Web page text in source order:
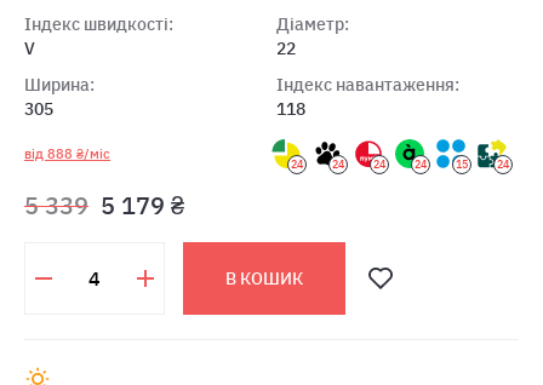
Індекс швидкості:
V
Ширина:
305
Діаметр:
22
Індекс навантаження:
118
від 888 ₴/міс
24 24 24 24 15 24
5 339 5 179 ₴
В КОШИК